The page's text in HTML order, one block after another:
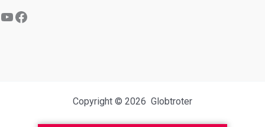
Copyright © 2026 Globtroter